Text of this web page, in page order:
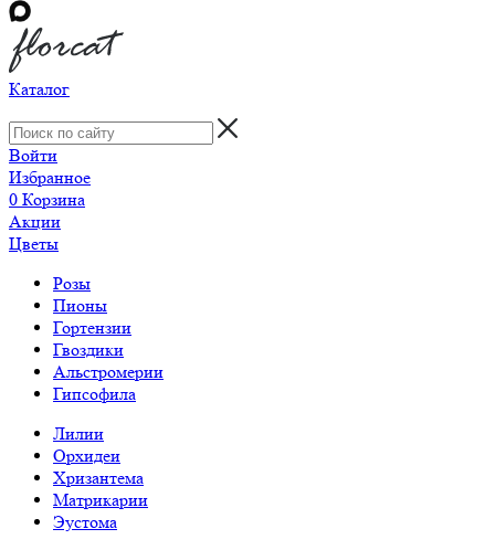
Каталог
Войти
Избранное
0 Корзина
Акции
Цветы
Розы
Пионы
Гортензии
Гвоздики
Альстромерии
Гипсофила
Лилии
Орхидеи
Хризантема
Матрикарии
Эустома